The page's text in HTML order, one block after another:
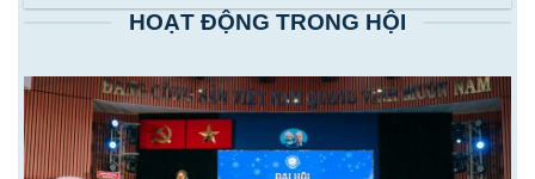
HOẠT ĐỘNG TRONG HỘI